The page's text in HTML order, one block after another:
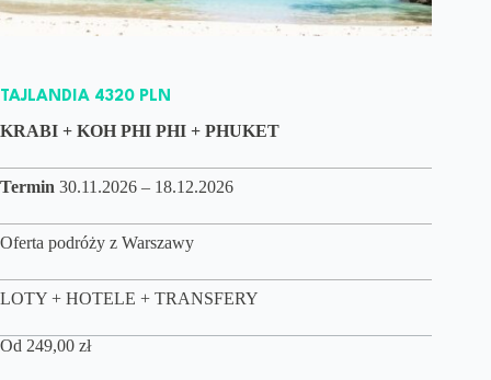
TAJLANDIA 4320 PLN
KRABI + KOH PHI PHI + PHUKET
Termin 30.11.2026 – 18.12.2026
Oferta podróży z Warszawy
LOTY + HOTELE + TRANSFERY
Od 249,00 zł